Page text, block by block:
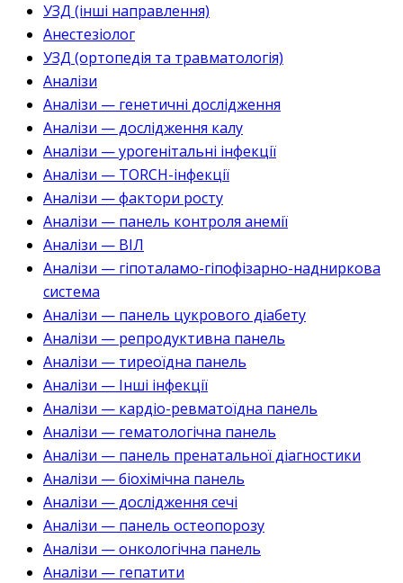
УЗД (інші направлення)
Анестезіолог
УЗД (ортопедія та травматологія)
Аналізи
Аналізи — генетичні дослідження
Аналізи — дослідження калу
Аналізи — урогенітальні інфекції
Аналізи — TORCH-інфекції
Аналізи — фактори росту
Аналізи — панель контроля анемії
Аналізи — ВІЛ
Аналізи — гіпоталамо-гіпофізарно-надниркова
система
Аналізи — панель цукрового діабету
Аналізи — репродуктивна панель
Аналізи — тиреоїдна панель
Аналізи — Інші інфекції
Аналізи — кардіо-ревматоїдна панель
Аналізи — гематологічна панель
Аналізи — панель пренатальної діагностики
Аналізи — біохімічна панель
Аналізи — дослідження сечі
Аналізи — панель остеопорозу
Аналізи — онкологічна панель
Аналізи — гепатити